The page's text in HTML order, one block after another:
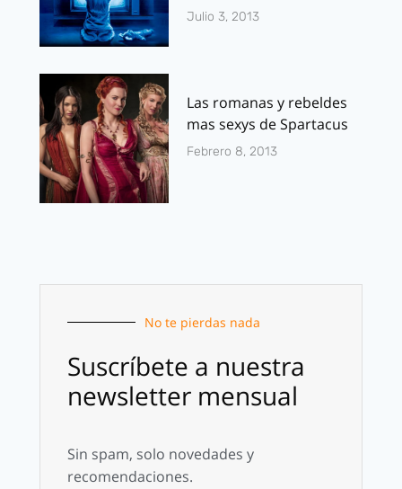
Julio 3, 2013
Las romanas y rebeldes
mas sexys de Spartacus
Febrero 8, 2013
No te pierdas nada
Suscríbete a nuestra
newsletter mensual
Sin spam, solo novedades y
recomendaciones.